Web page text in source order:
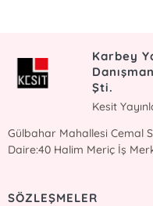
Karbey
Şti.
Kesit
Gülbahar Mahallesi Cemal
Daire:40 Halim Meriç İş
SÖZLEŞMELER